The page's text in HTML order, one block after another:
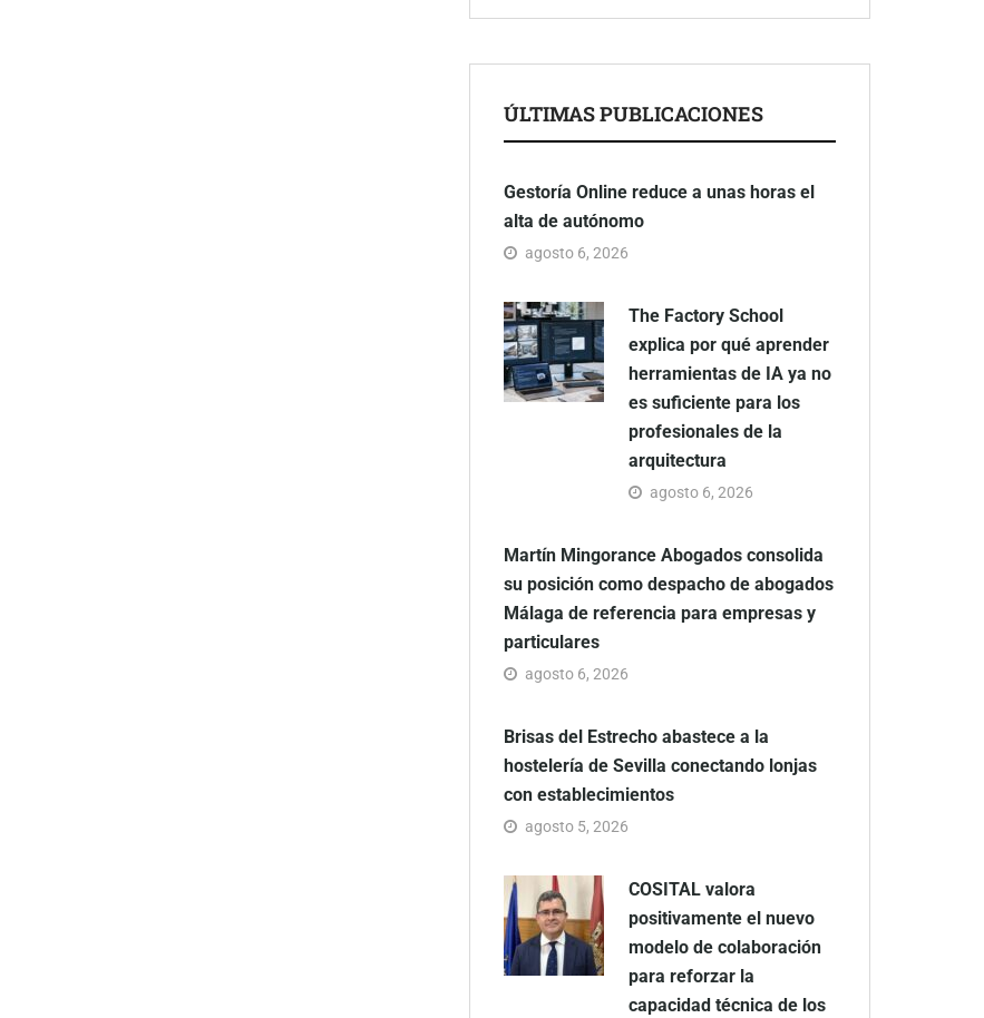
ÚLTIMAS PUBLICACIONES
Gestoría Online reduce a unas horas el
alta de autónomo
agosto 6, 2026
The Factory School
explica por qué aprender
herramientas de IA ya no
es suficiente para los
profesionales de la
arquitectura
agosto 6, 2026
Martín Mingorance Abogados consolida
su posición como despacho de abogados
Málaga de referencia para empresas y
particulares
agosto 6, 2026
Brisas del Estrecho abastece a la
hostelería de Sevilla conectando lonjas
con establecimientos
agosto 5, 2026
COSITAL valora
positivamente el nuevo
modelo de colaboración
para reforzar la
capacidad técnica de los